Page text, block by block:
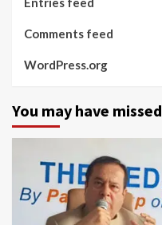
Comments feed
WordPress.org
You may have missed